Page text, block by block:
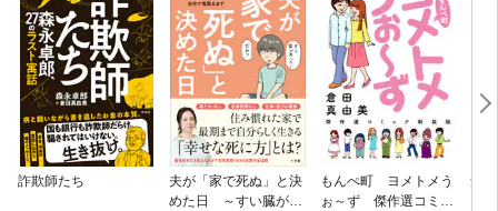
詐欺師たち
夫が「家で死ぬ」と決
めた日 ～すい臓がん
もんぺ町 ヨメトメう
ぉ～ず 傑作選コミッ
知